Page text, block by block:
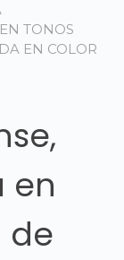
TONOS
EN COLOR
en
de